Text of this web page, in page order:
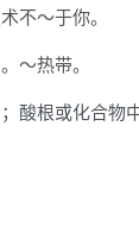
不～于你。
～热带。
酸根或化合物